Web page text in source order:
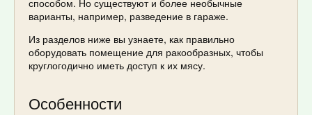
способом. Но существуют и более необычные
варианты, например, разведение в гараже.
Из разделов ниже вы узнаете, как правильно
оборудовать помещение для ракообразных, чтобы
круглогодично иметь доступ к их мясу.
Особенности